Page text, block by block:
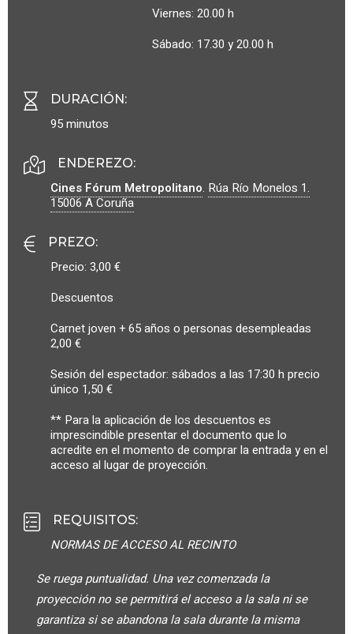
Viernes: 20.00 h
Sábado: 17.30 y 20.00 h
DURACIÓN:
95 minutos
ENDEREZO:
Cines Fórum Metropolitano. Rúa Río Monelos 1.
15006A Coruña
PREZO:
Precio: 3,00 €
Descuentos
Carnet joven + 65 años o personas desempleadas
2,00 €
Sesión del espectador: sábados a las 17:30 h precio
único 1,50 €
** Para la aplicación de los descuentos es
imprescindible presentar el documento que lo
acredite en el momento de comprar la entrada y en el
acceso al lugar de proyección.
REQUISITOS:
NORMAS DE ACCESO AL RECINTO
Se ruega puntualidad. Una vez comenzada la
proyección no se permitirá el acceso a la sala ni se
garantiza si se abandona la sala durante la misma